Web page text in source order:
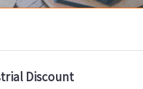
Discount